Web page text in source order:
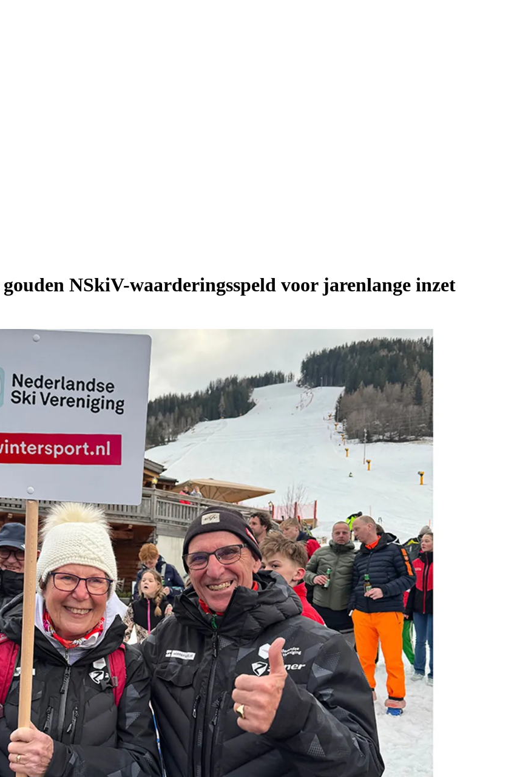
NSkiV-waarderingsspeld voor jarenlange inzet